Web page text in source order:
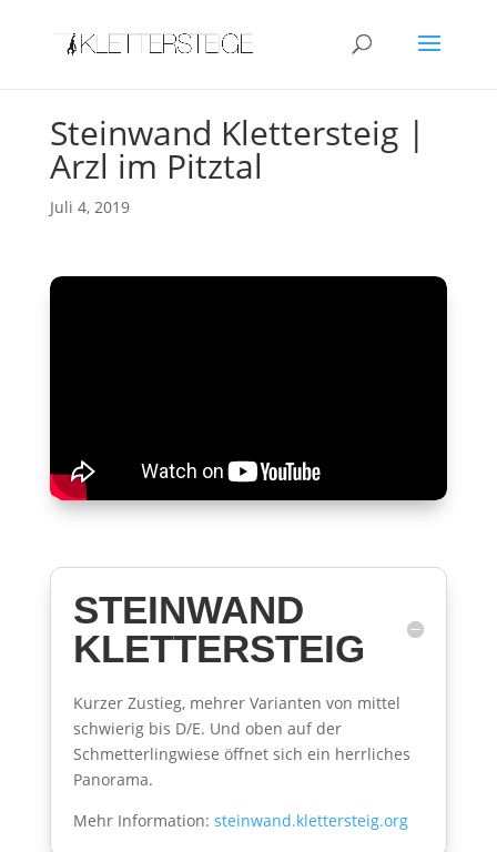
Steinwand Klettersteig |
Arzl im Pitztal
Juli 4, 2019
STEINWAND
KLETTERSTEIG
Kurzer Zustieg, mehrer Varianten von mittel
schwierig bis D/E. Und oben auf der
Schmetterlingwiese öffnet sich ein herrliches
Panorama.
Mehr Information: steinwand.klettersteig.org